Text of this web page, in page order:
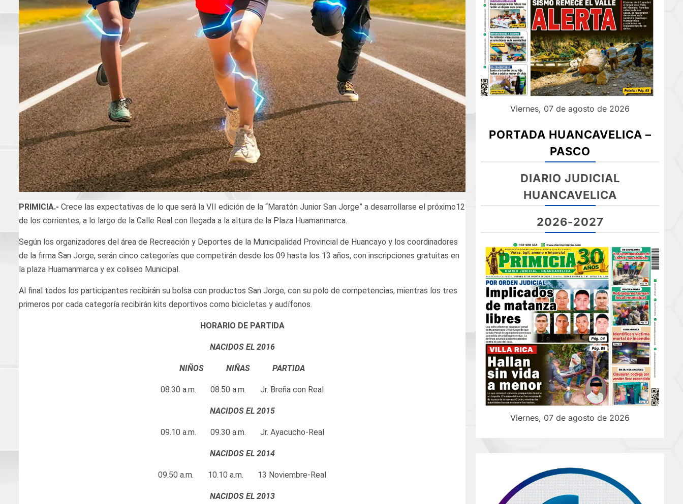
PRIMICIA.- Crece las expectativas de lo que será la VII edición de la “Maratón Junior San Jorge” a desarrollarse el próximo12
de los corrientes, a lo largo de la Calle Real con llegada a la altura de la Plaza Huamanmarca.
Según los organizadores del área de Recreación y Deportes de la Municipalidad Provincial de Huancayo y los coordinadores
de la firma San Jorge, serán cinco categorías que competirán desde los 09 hasta los 13 años, con inscripciones gratuitas en
la plaza Huamanmarca y ex coliseo Municipal.
Al final todos los participantes recibirán su bolsa con productos San Jorge, con su polo de competencias, mientras los tres
primeros por cada categoría recibirán kits deportivos como bicicletas y audífonos.
HORARIO DE PARTIDA
NACIDOS EL 2016
NIÑOS NIÑAS PARTIDA
08.30 a.m. 08.50 a.m. Jr. Breña con Real
NACIDOS EL 2015
09.10 a.m. 09.30 a.m. Jr. Ayacucho-Real
NACIDOS EL 2014
09.50 a.m. 10.10 a.m. 13 Noviembre-Real
NACIDOS EL 2013
Viernes, 07 de agosto de 2026
PORTADA HUANCAVELICA –
PASCO
DIARIO JUDICIAL
HUANCAVELICA
2026-2027
Viernes, 07 de agosto de 2026